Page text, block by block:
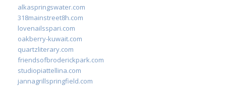
alkaspringswater.com
318mainstreet8h.com
lovenailsspari.com
oakberry-kuwait.com
quartzliterary.com
friendsofbroderickpark.com
studiopiattellina.com
jannagrillspringfield.com